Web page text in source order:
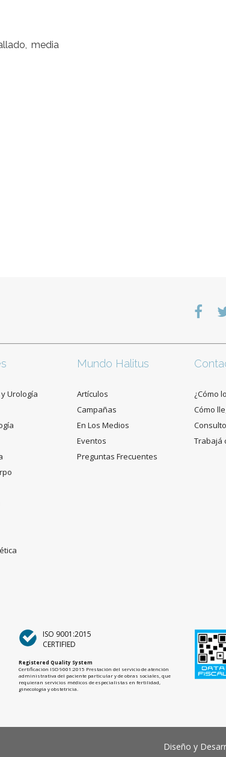
media
Urología
Mundo Halitus
Artículos
Campañas
En Los Medios
Eventos
Preguntas Frecuentes
¿Cómo
Cómo
Trabajá
ISO 9001:2015
CERTIFIED
Registered Quality System
Certificación ISO 9001:2015 Prestación del servicio de atención
administrativa del paciente particular y de obras sociales, que
requieran servicios médicos de especialistas en fertilidad,
ginecología y obstetricia.
Diseño y